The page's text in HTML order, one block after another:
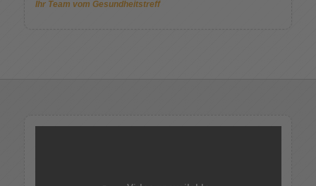
Ihr Team vom Gesundheitstreff